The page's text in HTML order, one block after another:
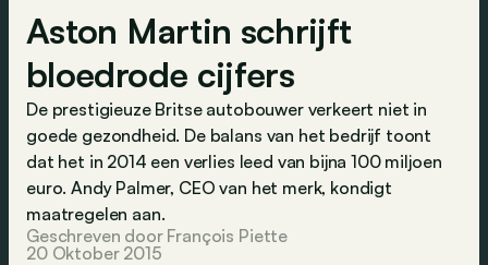
Aston Martin schrijft
bloedrode cijfers
De prestigieuze Britse autobouwer verkeert niet in
goede gezondheid. De balans van het bedrijf toont
dat het in 2014 een verlies leed van bijna 100 miljoen
euro. Andy Palmer, CEO van het merk, kondigt
maatregelen aan.
Geschreven door François Piette
20 Oktober 2015